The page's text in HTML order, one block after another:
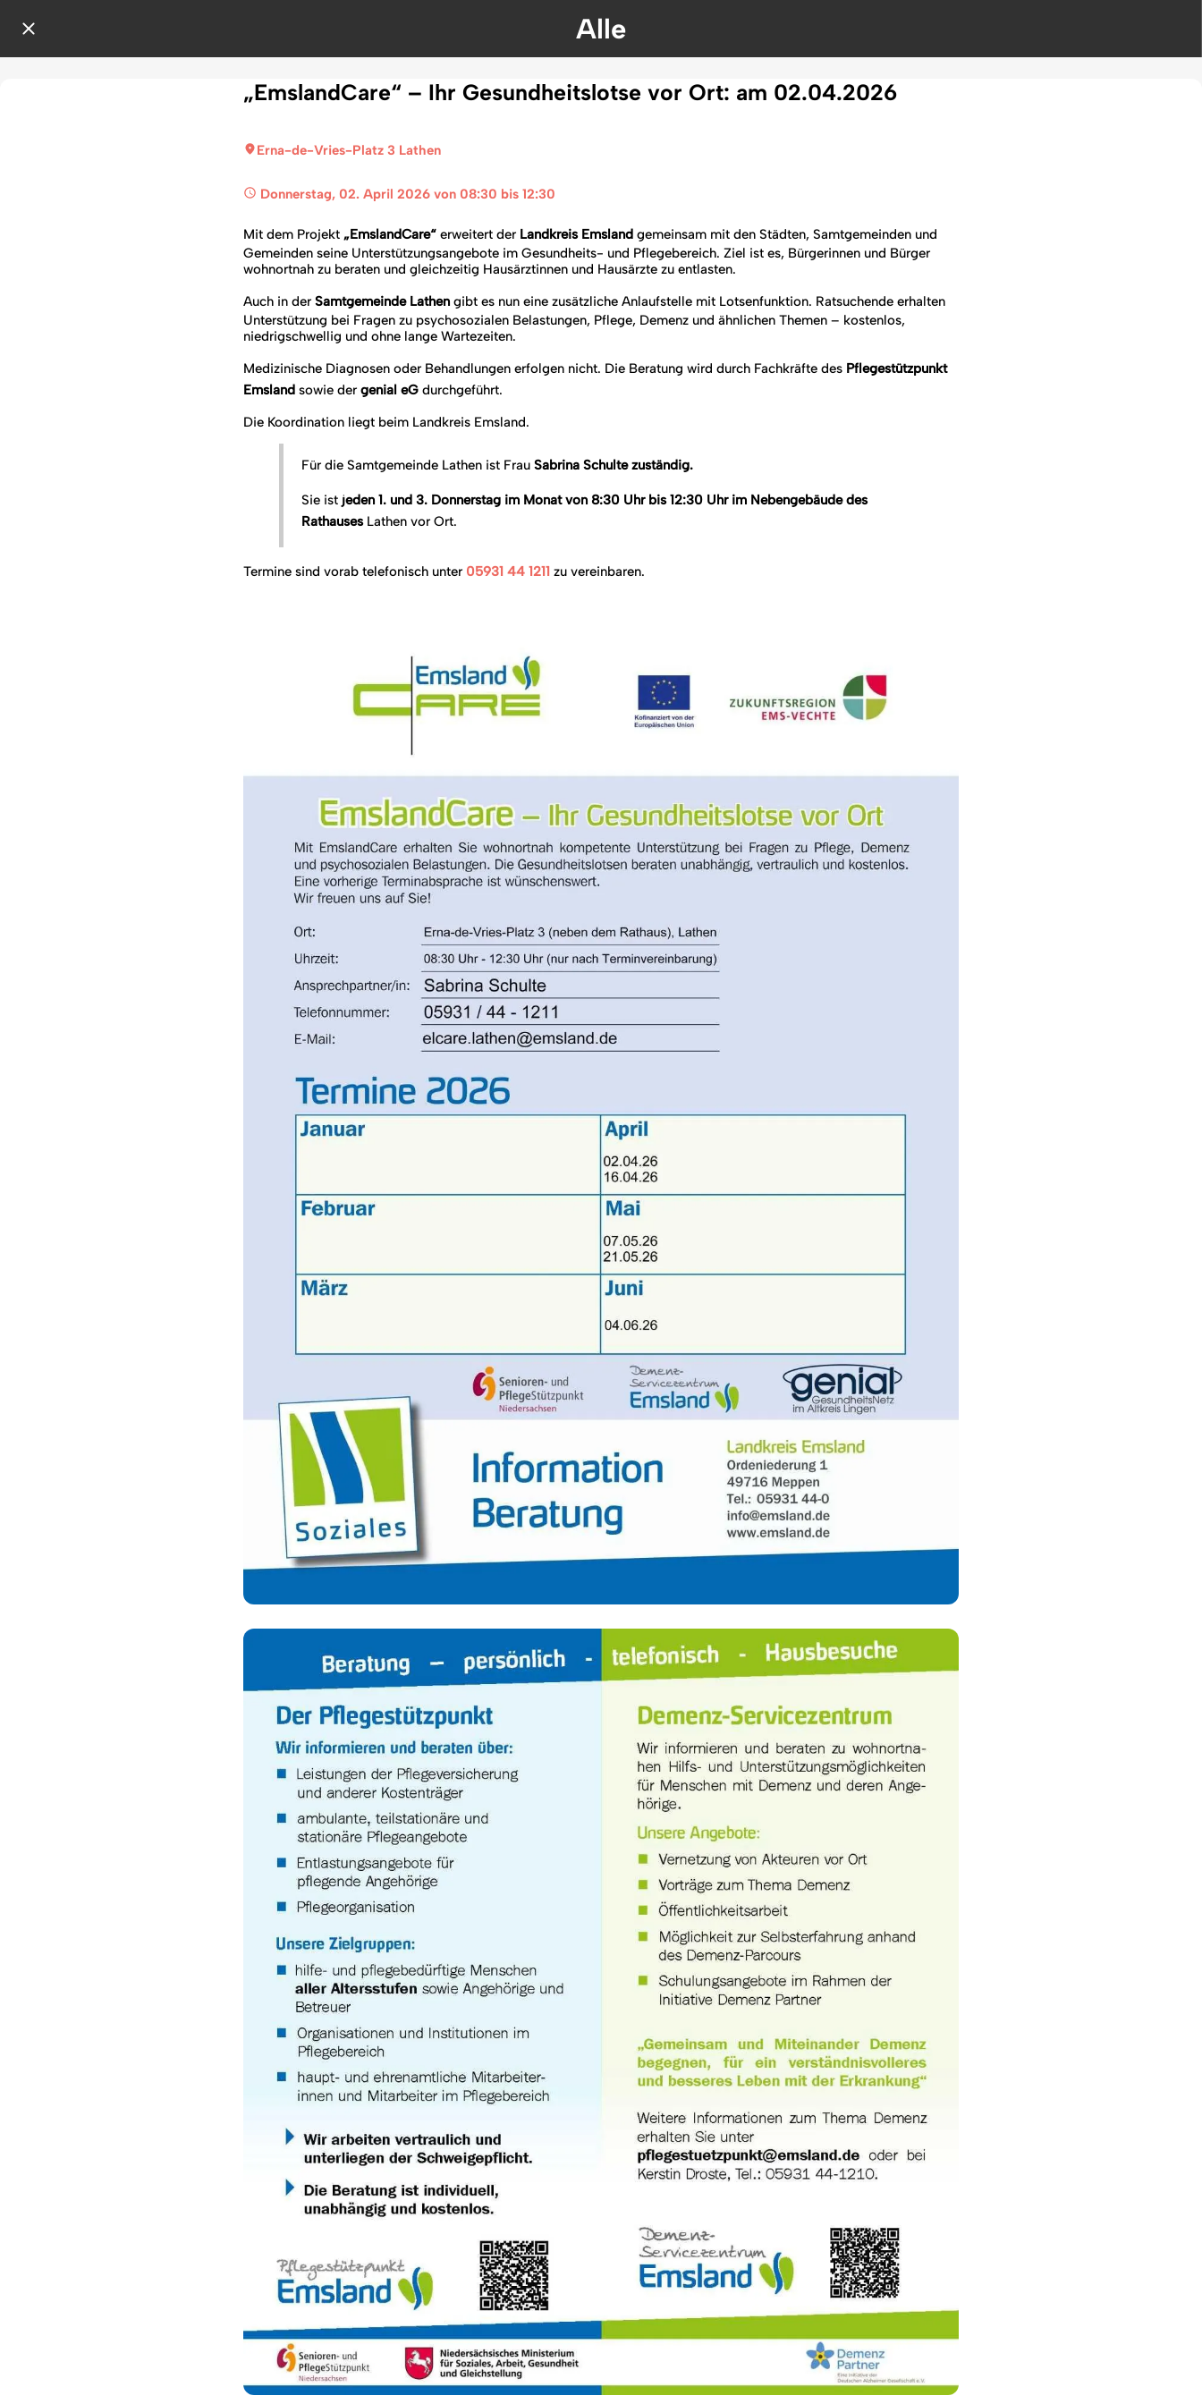
Alle
„EmslandCare“ – Ihr Gesundheitslotse vor Ort: am 02.04.2026
Erna-de-Vries-Platz 3 Lathen
Donnerstag, 02. April 2026 von 08:30 bis 12:30
Mit dem Projekt „EmslandCare“ erweitert der Landkreis Emsland gemeinsam mit den Städten, Samtgemeinden und
Gemeinden seine Unterstützungsangebote im Gesundheits- und Pflegebereich. Ziel ist es, Bürgerinnen und Bürger
wohnortnah zu beraten und gleichzeitig Hausärztinnen und Hausärzte zu entlasten.
Auch in der Samtgemeinde Lathen gibt es nun eine zusätzliche Anlaufstelle mit Lotsenfunktion. Ratsuchende erhalten
Unterstützung bei Fragen zu psychosozialen Belastungen, Pflege, Demenz und ähnlichen Themen – kostenlos,
niedrigschwellig und ohne lange Wartezeiten.
Medizinische Diagnosen oder Behandlungen erfolgen nicht. Die Beratung wird durch Fachkräfte des Pflegestützpunkt
Emsland sowie der genial eG durchgeführt.
Die Koordination liegt beim Landkreis Emsland.
Für die Samtgemeinde Lathen ist Frau Sabrina Schulte zuständig.
Sie ist jeden 1. und 3. Donnerstag im Monat von 8:30 Uhr bis 12:30 Uhr im Nebengebäude des
RathausesLathen vor Ort.
Termine sind vorab telefonisch unter 05931 44 1211 zu vereinbaren.